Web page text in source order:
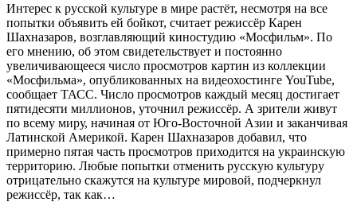
Интерес к русской культуре в мире растёт, несмотря на все
попытки объявить ей бойкот, считает режиссёр Карен
Шахназаров, возглавляющий киностудию «Мосфильм». По
его мнению, об этом свидетельствует и постоянно
увеличивающееся число просмотров картин из коллекции
«Мосфильма», опубликованных на видеохостинге YouTube,
сообщает ТАСС. Число просмотров каждый месяц достигает
пятидесяти миллионов, уточнил режиссёр. А зрители живут
по всему миру, начиная от Юго-Восточной Азии и заканчивая
Латинской Америкой. Карен Шахназаров добавил, что
примерно пятая часть просмотров приходится на украинскую
территорию. Любые попытки отменить русскую культуру
отрицательно скажутся на культуре мировой, подчеркнул
режиссёр, так как…